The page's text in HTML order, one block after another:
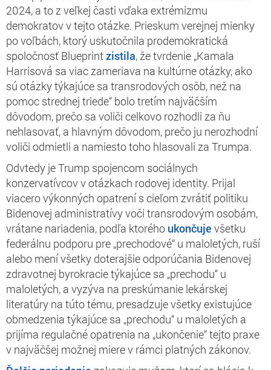
2024, a to z veľkej časti vďaka extrémizmu
demokratov v tejto otázke. Prieskum verejnej mienky
po voľbách, ktorý uskutočnila prodemokratická
spoločnosť Blueprintzistila, že tvrdenie „Kamala
Harrisová sa viac zameriava na kultúrne otázky, ako
sú otázky týkajúce sa transrodových osôb, než na
pomoc strednej triede“ bolo tretím najväčším
dôvodom, prečo sa voliči celkovo rozhodli za ňu
nehlasovať, a hlavným dôvodom, prečo ju nerozhodní
voliči odmietli a namiesto toho hlasovali za Trumpa.
Odvtedy je Trump spojencom sociálnych
konzervatívcov v otázkach rodovej identity. Prijal
viacero výkonných opatrení s cieľom zvrátiť politiku
Bidenovej administratívy voči transrodovým osobám,
vrátane nariadenia, podľa ktorého ukončuje všetku
federálnu podporu pre „prechodové“ u maloletých, ruší
alebo mení všetky doterajšie odporúčania Bidenovej
zdravotnej byrokracie týkajúce sa „prechodu“ u
maloletých, a vyzýva na preskúmanie lekárskej
literatúry na túto tému, presadzuje všetky existujúce
obmedzenia týkajúce sa „prechodu“ u maloletých a
prijíma regulačné opatrenia na „ukončenie“ tejto praxe
v najväčšej možnej miere v rámci platných zákonov.